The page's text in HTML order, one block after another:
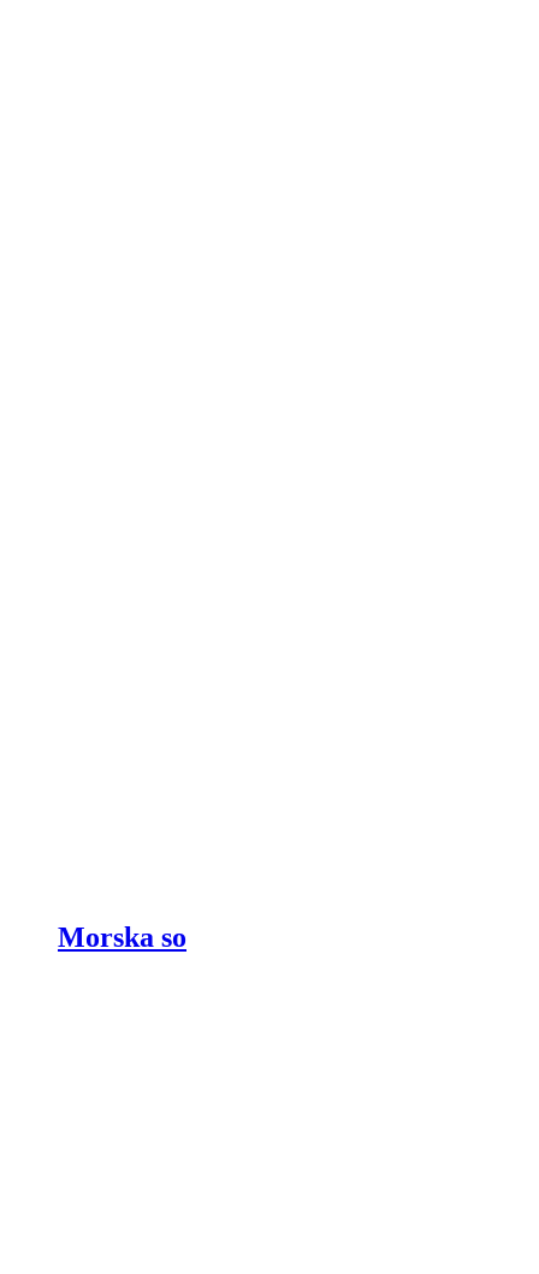
Morska so